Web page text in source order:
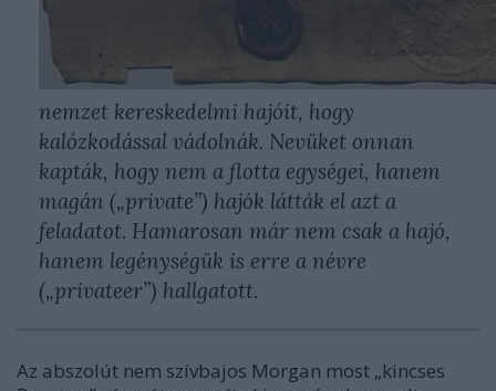
nemzet kereskedelmi hajóit, hogy
kalózkodással vádolnák. Nevüket onnan
kapták, hogy nem a flotta egységei, hanem
magán („private”) hajók látták el azt a
feladatot. Hamarosan már nem csak a hajó,
hanem legénységük is erre a névre
(„privateer”) hallgatott.
Az abszolút nem szívbajos Morgan most „kincses